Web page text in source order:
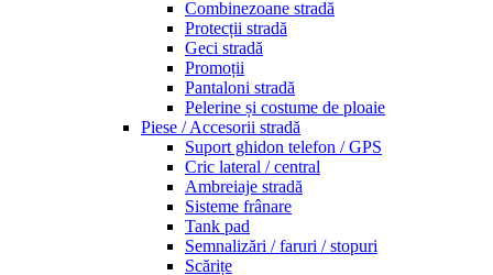
Combinezoane stradă
Protecții stradă
Geci stradă
Promoții
Pantaloni stradă
Pelerine și costume de ploaie
Piese / Accesorii stradă
Suport ghidon telefon / GPS
Cric lateral / central
Ambreiaje stradă
Sisteme frânare
Tank pad
Semnalizări / faruri / stopuri
Scărițe